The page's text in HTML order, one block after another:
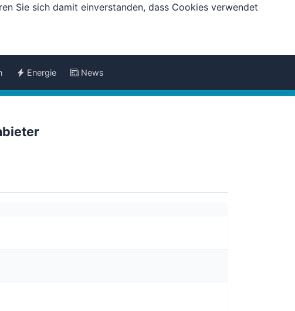
Sie sich damit einverstanden, dass Cookies verwendet
Energie News